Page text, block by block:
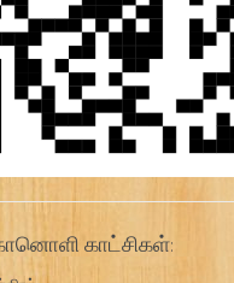
காட்சிகள்: